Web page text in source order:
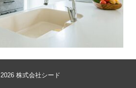
2026 株式会社シード